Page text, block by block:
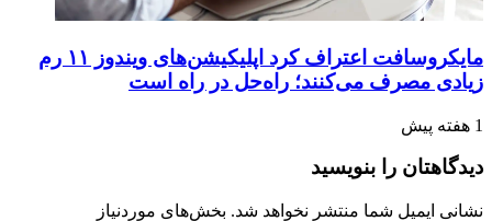
مایکروسافت اعتراف کرد اپلیکیشن‌های ویندوز ۱۱ رم
زیادی مصرف می‌کنند؛ راه‌حل در راه است
1 هفته پیش
دیدگاهتان را بنویسید
نشانی ایمیل شما منتشر نخواهد شد. بخش‌های موردنیاز